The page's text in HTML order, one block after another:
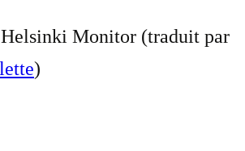
Monitor (traduit par
)